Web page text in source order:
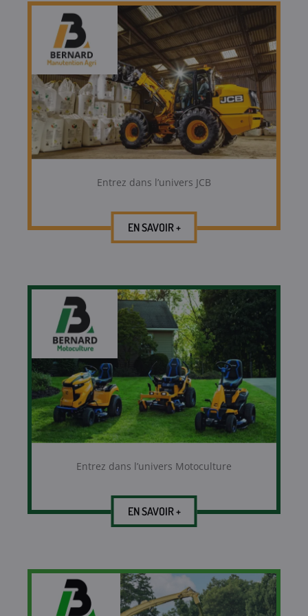
Entrez dans l’univers JCB
EN SAVOIR +
Entrez dans l’univers Motoculture
EN SAVOIR +